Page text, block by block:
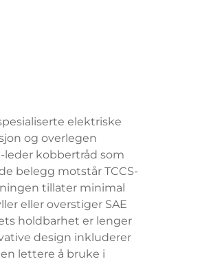
elektriske
og overlegen
kobbertråd som
belegg motstår TCCS-
tillater minimal
eller overstiger SAE
holdbarhet er lenger
design inkluderer
lettere å bruke i